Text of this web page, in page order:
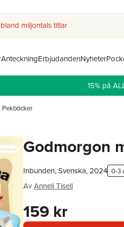
miljontals titlar
AnteckningErbjudandenNyheter
15% på
Pekböcker
Godmorgon
Inbunden, Svenska, 2024 0-3
AvAnneli Tisell
159 kr